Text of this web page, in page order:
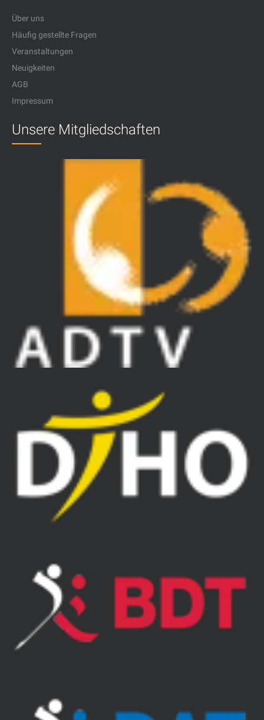
Über uns
Häufig gestellte Fragen
Veranstaltungen
Neuigkeiten
AGB
Impressum
Unsere Mitgliedschaften